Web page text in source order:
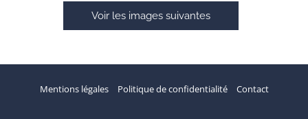
Voir les images suivantes
Mentions légales Politique de confidentialité Contact